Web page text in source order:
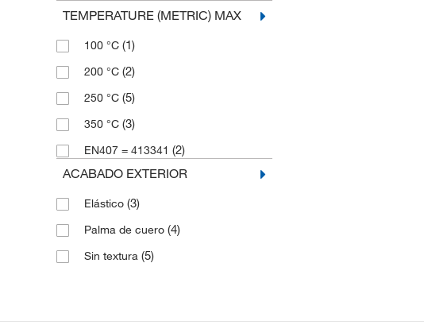
TEMPERATURE (METRIC) MAX
100 °C (1)
200 °C (2)
250 °C (5)
350 °C (3)
EN407 = 413341 (2)
ACABADO EXTERIOR
Elástico (3)
Palma de cuero (4)
Sin textura (5)